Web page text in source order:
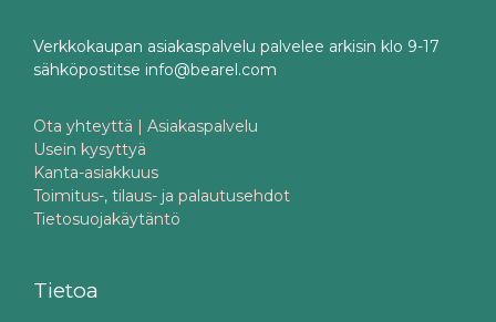
Verkkokaupan asiakaspalvelu palvelee arkisin klo 9-17
sähköpostitse info@bearel.com
Ota yhteyttä | Asiakaspalvelu
Usein kysyttyä
Kanta-asiakkuus
Toimitus-, tilaus- ja palautusehdot
Tietosuojakäytäntö
Tietoa